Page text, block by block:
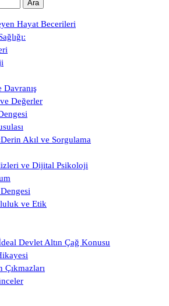
Hayat Becerileri
Değerler
Akıl ve Sorgulama
ve Dijital Psikoloji
ve Etik
Devlet Altın Çağ Konusu
Çıkmazları